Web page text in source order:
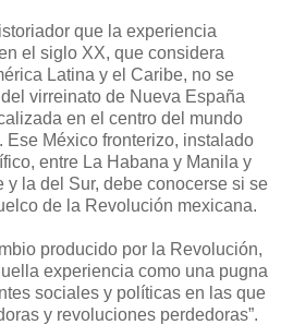
que la experiencia
el siglo XX, que considera
Latina y el Caribe, no se
virreinato de Nueva España
en el centro del mundo
Ese México fronterizo, instalado
entre La Habana y Manila y
y la del Sur, debe conocerse si se
de la Revolución mexicana.
producido por la Revolución,
experiencia como una pugna
sociales y políticas en las que
y revoluciones perdedoras”.